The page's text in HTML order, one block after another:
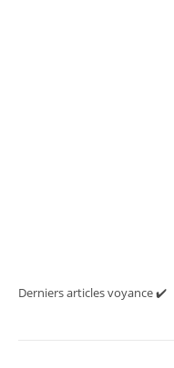
Derniers articles voyance ✔️